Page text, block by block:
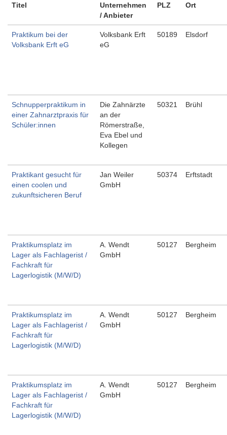
Titel
Unternehmen
/ Anbieter
PLZ Ort
Praktikum bei der
Volksbank Erft eG
Volksbank Erft
eG
50189 Elsdorf
Schnupperpraktikum in
einer Zahnarztpraxis für
Schüler:innen
Die Zahnärzte
an der
Römerstraße,
Eva Ebel und
Kollegen
50321 Brühl
Praktikant gesucht für
einen coolen und
zukunftsicheren Beruf
Jan Weiler
GmbH
50374 Erftstadt
Praktikumsplatz im
Lager als Fachlagerist /
Fachkraft für
Lagerlogistik (M/W/D)
A. Wendt
GmbH
50127 Bergheim
Praktikumsplatz im
Lager als Fachlagerist /
Fachkraft für
Lagerlogistik (M/W/D)
A. Wendt
GmbH
50127 Bergheim
Praktikumsplatz im
Lager als Fachlagerist /
Fachkraft für
Lagerlogistik (M/W/D)
A. Wendt
GmbH
50127 Bergheim